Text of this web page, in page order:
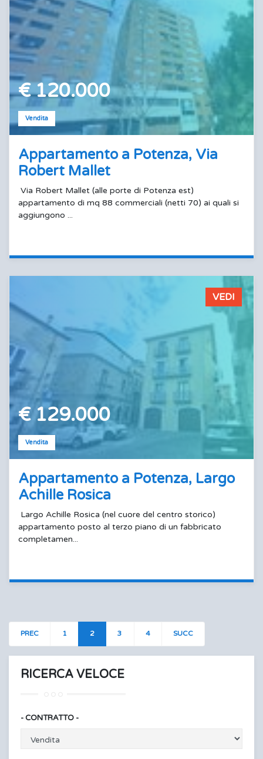
€ 120.000
Vendita
Appartamento a Potenza, Via
Robert Mallet
Via Robert Mallet (alle porte di Potenza est)
appartamento di mq 88 commerciali (netti 70) ai quali si
aggiungono ...
VEDI
€ 129.000
Vendita
Appartamento a Potenza, Largo
Achille Rosica
Largo Achille Rosica (nel cuore del centro storico)
appartamento posto al terzo piano di un fabbricato
completamen...
PREC 1 2 3 4 SUCC
RICERCA VELOCE
- CONTRATTO -